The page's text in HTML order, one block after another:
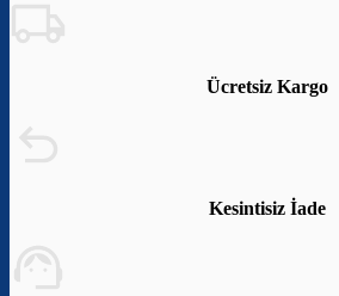
Ücretsiz Kargo
Kesintisiz İade